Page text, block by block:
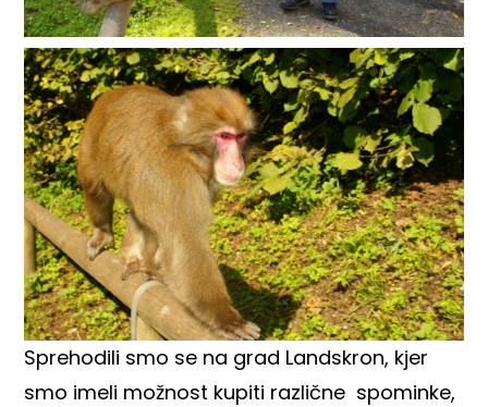
Sprehodili smo se na grad Landskron, kjer
smo imeli možnost kupiti različne spominke,